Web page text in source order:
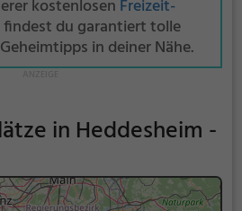
kostenlosen Freizeit-
findest du garantiert tolle
in deiner Nähe.
in Heddesheim -